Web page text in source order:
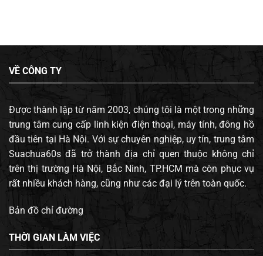
VỀ CÔNG TY
Được thành lập từ năm 2003, chúng tôi là một trong những
trung tâm cung cấp linh kiện điện thoại, máy tính, đông hồ
đầu tiên tại Hà Nội. Với sự chuyên nghiệp, uy tín, trung tâm
Suachua60s đã trở thành địa chỉ quen thuộc không chỉ
trên thị trường Hà Nội, Bắc Ninh, TP.HCM mà còn phục vụ
rất nhiều khách hàng, cũng như các đại lý trên toàn quốc.
Bản đồ chỉ đường
THỜI GIAN LÀM VIỆC